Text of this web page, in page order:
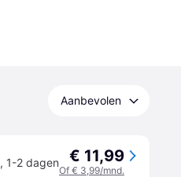
Aanbevolen
, 1-2 dagen € 11,99
Of € 3,99/mnd.